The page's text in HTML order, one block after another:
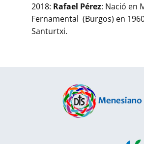
2018: Rafael Pérez: Nació en
Fernamental (Burgos) en
Santurtxi.